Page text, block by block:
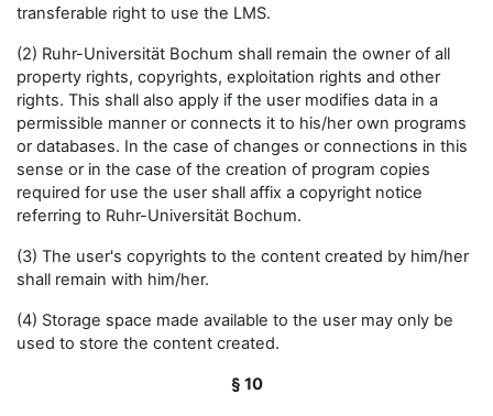
transferable right to use the LMS.
(2) Ruhr-Universität Bochum shall remain the owner of all
property rights, copyrights, exploitation rights and other
rights. This shall also apply if the user modifies data in a
permissible manner or connects it to his/her own programs
or databases. In the case of changes or connections in this
sense or in the case of the creation of program copies
required for use the user shall affix a copyright notice
referring to Ruhr-Universität Bochum.
(3) The user's copyrights to the content created by him/her
shall remain with him/her.
(4) Storage space made available to the user may only be
used to store the content created.
§ 10